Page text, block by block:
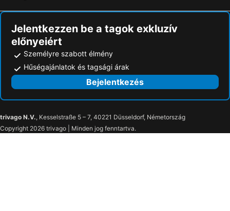
Jelentkezzen be a tagok exkluzív
előnyeiért
Személyre szabott élmény
Hűségajánlatok és tagsági árak
Bejelentkezés
trivago N.V., Kesselstraße 5 – 7, 40221 Düsseldorf, Németország
Copyright 2026 trivago | Minden jog fenntartva.